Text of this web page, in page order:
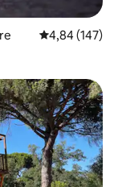
Gemiddelde
4,84 (147)